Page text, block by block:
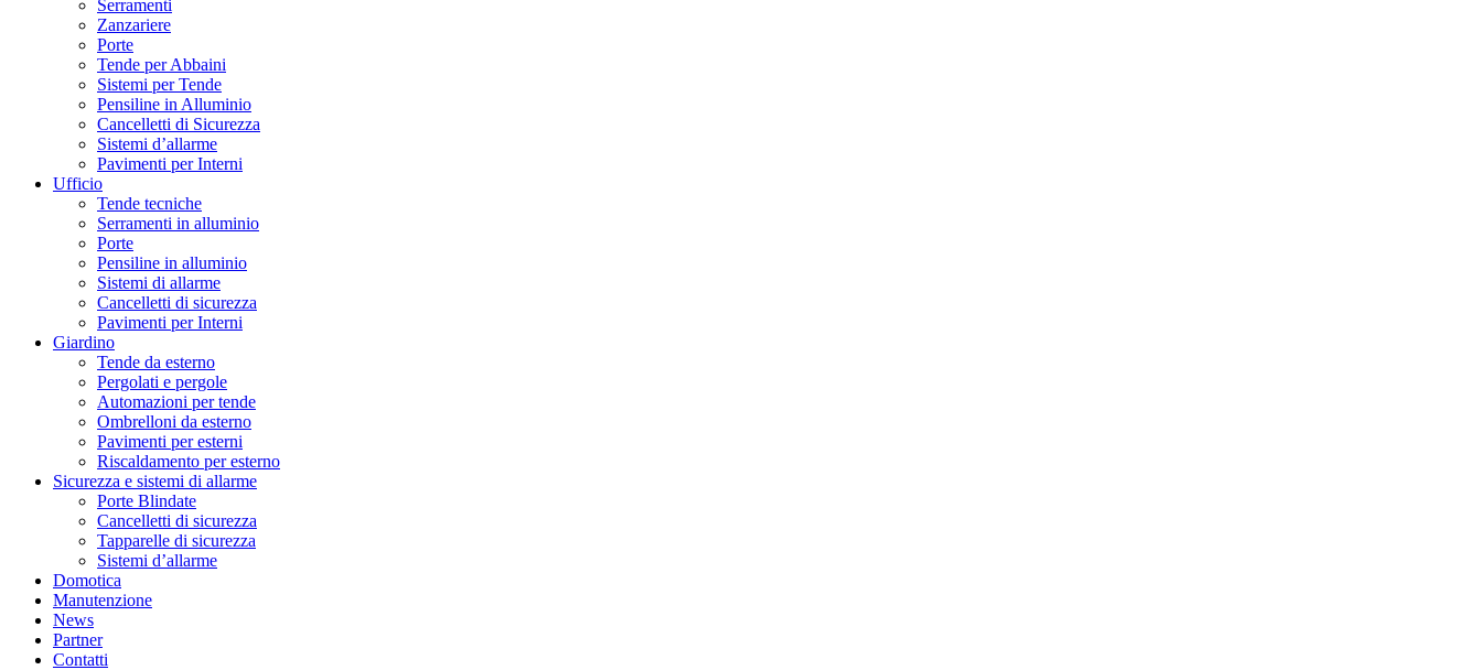
Serramenti
Zanzariere
Porte
Tende per Abbaini
Sistemi per Tende
Pensiline in Alluminio
Cancelletti di Sicurezza
Sistemi d’allarme
Pavimenti per Interni
Ufficio
Tende tecniche
Serramenti in alluminio
Porte
Pensiline in alluminio
Sistemi di allarme
Cancelletti di sicurezza
Pavimenti per Interni
Giardino
Tende da esterno
Pergolati e pergole
Automazioni per tende
Ombrelloni da esterno
Pavimenti per esterni
Riscaldamento per esterno
Sicurezza e sistemi di allarme
Porte Blindate
Cancelletti di sicurezza
Tapparelle di sicurezza
Sistemi d’allarme
Domotica
Manutenzione
News
Partner
Contatti